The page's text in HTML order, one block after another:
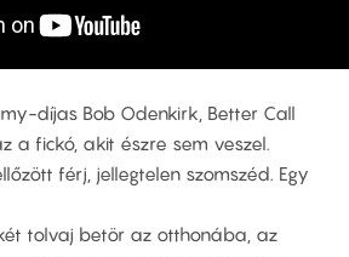
díjas Bob Odenkirk, Better Call
a fickó, akit észre sem veszel.
férj, jellegtelen szomszéd. Egy
tolvaj betör az otthonába, az